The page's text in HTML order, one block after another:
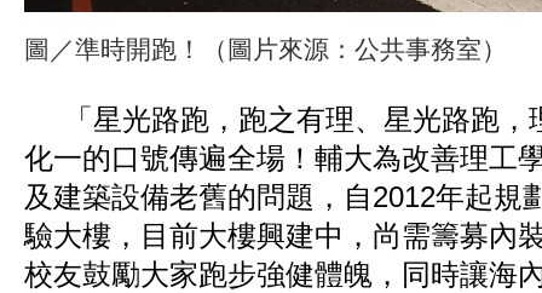
圖／準時開跑！（圖片來源：公共事務室）
「星光路跑，跑之有理、星光路跑，
化一的口號傳遍全場！輔大為改善理工
及建築設備老舊的問題，自2012年起規
驗大樓，目前大樓興建中，尚需籌募內
校友鼓勵大家跑步強健體魄，同時讓海